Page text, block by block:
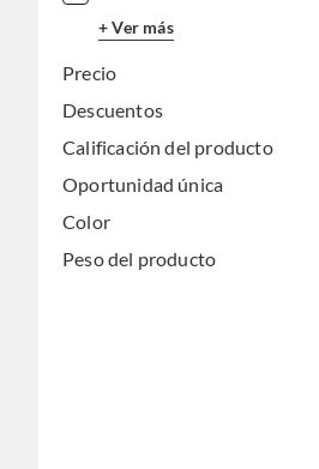
+ Ver más
Precio
Descuentos
Calificación del producto
Oportunidad única
Color
Peso del producto